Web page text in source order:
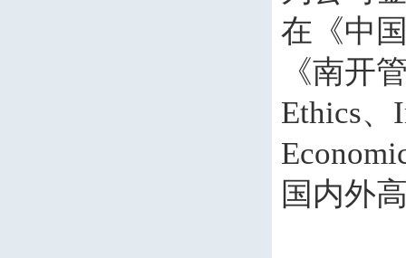
在《中
《南开
Ethics、
国内外